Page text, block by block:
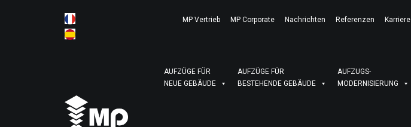
MP Vertrieb MP Corporate Nachrichten Referenzen Karriere
AUFZÜGE FÜR
NEUE GEBÄUDE
AUFZÜGE FÜR
BESTEHENDE GEBÄUDE
AUFZUGS-
MODERNISIERUNG